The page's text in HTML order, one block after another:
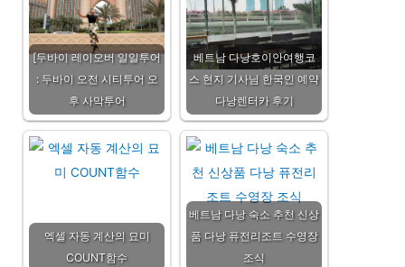
[두바이 레이오버 일일투어
: 두바이 오전 시티투어 오
후 사막투어
베트남 다낭호이안여행코
스 현지 기사님 한국인 예약
다낭렌터카 후기
엑셀 자동 계산의 묘미
COUNT함수
베트남 다낭 숙소 추천 신상
품 다낭 퓨전리조트 수영장
조식